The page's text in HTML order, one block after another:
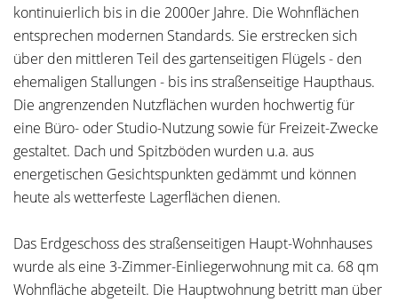
kontinuierlich bis in die 2000er Jahre. Die Wohnflächen
entsprechen modernen Standards. Sie erstrecken sich
über den mittleren Teil des gartenseitigen Flügels - den
ehemaligen Stallungen - bis ins straßenseitige Haupthaus.
Die angrenzenden Nutzflächen wurden hochwertig für
eine Büro- oder Studio-Nutzung sowie für Freizeit-Zwecke
gestaltet. Dach und Spitzböden wurden u.a. aus
energetischen Gesichtspunkten gedämmt und können
heute als wetterfeste Lagerflächen dienen.
Das Erdgeschoss des straßenseitigen Haupt-Wohnhauses
wurde als eine 3-Zimmer-Einliegerwohnung mit ca. 68 qm
Wohnfläche abgeteilt. Die Hauptwohnung betritt man über